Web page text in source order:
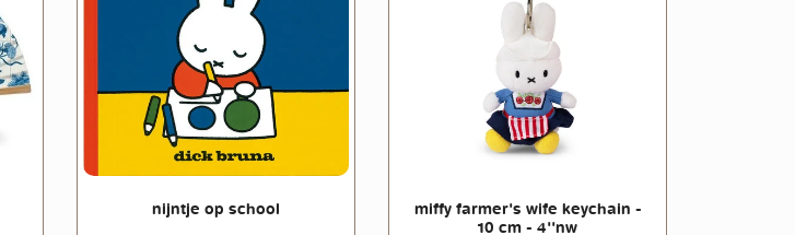
nijntje op school
miffy farmer's wife keychain -
10 cm - 4''nw